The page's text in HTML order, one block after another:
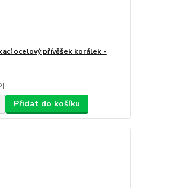
ocelový přívěšek korálek -
Přidat do košíku